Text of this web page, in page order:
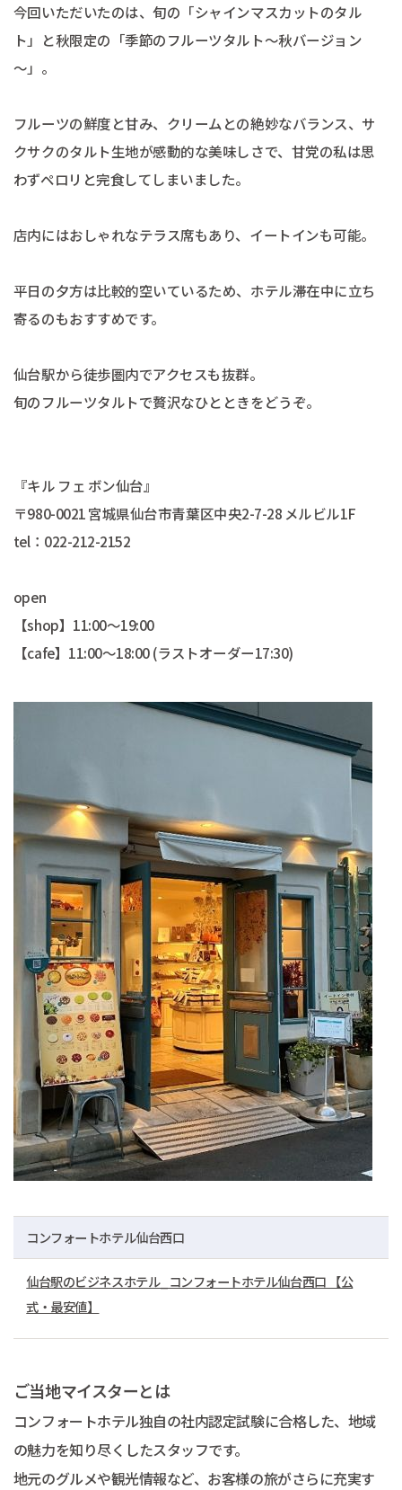
今回いただいたのは、旬の「シャインマスカットのタル
ト」と秋限定の「季節のフルーツタルト～秋バージョン
～」。
フルーツの鮮度と甘み、クリームとの絶妙なバランス、サ
クサクのタルト生地が感動的な美味しさで、甘党の私は思
わずペロリと完食してしまいました。
店内にはおしゃれなテラス席もあり、イートインも可能。
平日の夕方は比較的空いているため、ホテル滞在中に立ち
寄るのもおすすめです。
仙台駅から徒歩圏内でアクセスも抜群。
旬のフルーツタルトで贅沢なひとときをどうぞ。
『キル フェ ボン仙台』
〒980-0021 宮城県仙台市青葉区中央2-7-28 メルビル1F
tel：022-212-2152
open
【shop】11:00〜19:00
【cafe】11:00〜18:00 (ラストオーダー17:30)
コンフォートホテル仙台西口
仙台駅のビジネスホテル_コンフォートホテル仙台西口 【公
式・最安値】
ご当地マイスターとは
コンフォートホテル独自の社内認定試験に合格した、地域
の魅力を知り尽くしたスタッフです。
地元のグルメや観光情報など、お客様の旅がさらに充実す